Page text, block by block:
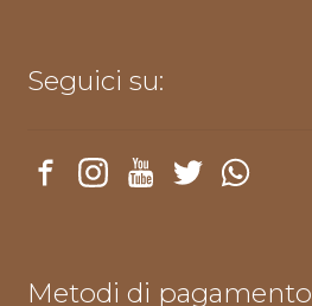
Seguici su:
Metodi di pagamento